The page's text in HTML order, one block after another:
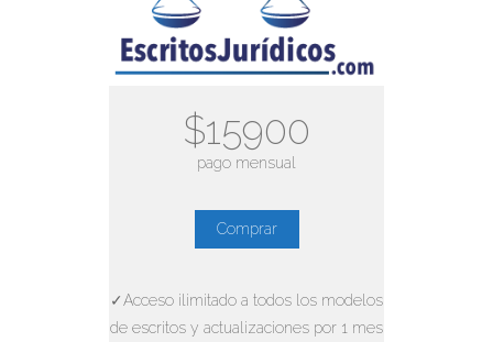
$15900
pago mensual
Comprar
✓Acceso ilimitado a todos los modelos
de escritos y actualizaciones por 1 mes